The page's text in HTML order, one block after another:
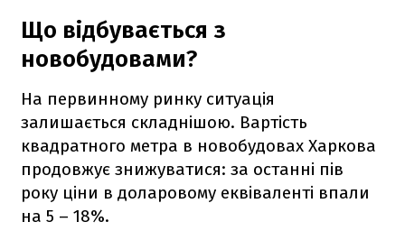
Що відбувається з
новобудовами?
На первинному ринку ситуація
залишається складнішою. Вартість
квадратного метра в новобудовах Харкова
продовжує знижуватися: за останні пів
року ціни в доларовому еквіваленті впали
на 5 – 18%.